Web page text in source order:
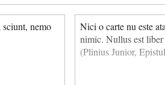
nemo
Nici o carte nu este
nimic. Nullus est
(Plinius Junior,